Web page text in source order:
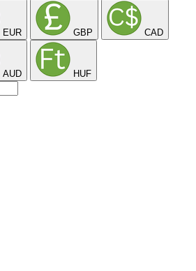
EUR GBP CAD
AUD HUF